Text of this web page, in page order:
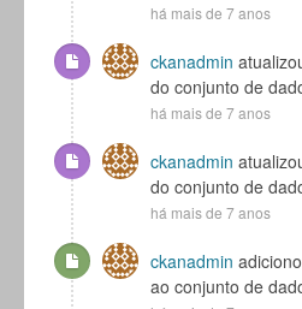
há mais de 7 anos
ckanadmin
do conjunto de
há mais de 7 anos
ckanadmin
do conjunto de
há mais de 7 anos
ckanadmin
ao conjunto de